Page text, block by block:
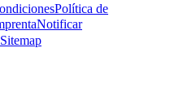
Política de
Notificar
Sitemap